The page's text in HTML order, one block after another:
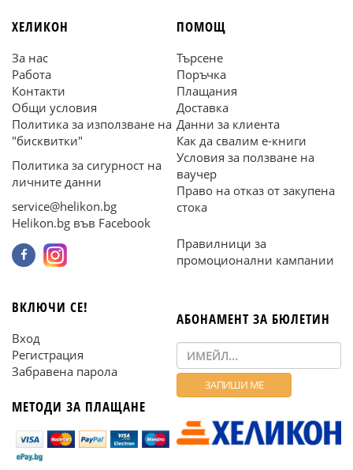
ХЕЛИКОН
За нас
Работа
Контакти
Общи условия
Политика за използване на
"бисквитки"
Политика за сигурност на
личните данни
service@helikon.bg
Helikon.bg във Facebook
ПОМОЩ
Търсене
Поръчка
Плащания
Доставка
Данни за клиента
Как да свалим е-книги
Условия за ползване на
ваучер
Право на отказ от закупена
стока
Правилници за
промоционални кампании
ВКЛЮЧИ СЕ!
Вход
Регистрация
Забравена парола
МЕТОДИ ЗА ПЛАЩАНЕ
АБОНАМЕНТ ЗА БЮЛЕТИН